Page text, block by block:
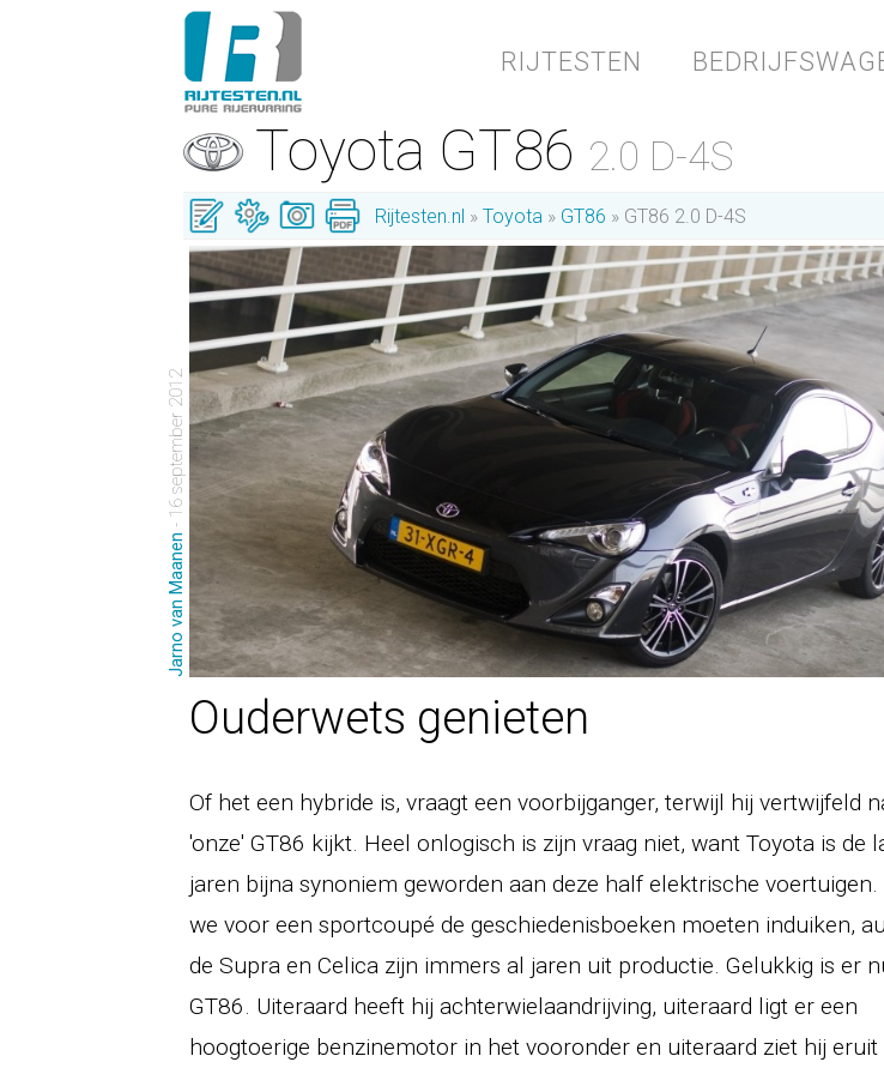
RIJTESTEN
Toyota GT86 2.0 D-4S
Rijtesten.nl Toyota GT86 GT86 2.0 D-4S
Jarno van Maanen
- 16 september 2012
Ouderwets genieten
Of het een hybride is, vraagt een voorbijganger, terwijl hij vertwijfeld
'onze' GT86 kijkt. Heel onlogisch is zijn vraag niet, want Toyota is de
jaren bijna synoniem geworden aan deze half elektrische voertuigen.
we voor een sportcoupé de geschiedenisboeken moeten induiken,
de Supra en Celica zijn immers al jaren uit productie. Gelukkig is er
GT86. Uiteraard heeft hij achterwielaandrijving, uiteraard ligt er een
hoogtoerige benzinemotor in het vooronder en uiteraard ziet hij